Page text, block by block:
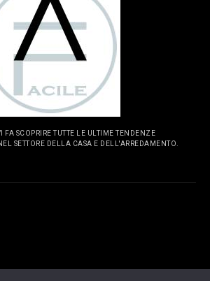
FA SCOPRIRE TUTTE LE ULTIME TENDENZE
SETTORE DELLA CASA E DELL'ARREDAMENTO.